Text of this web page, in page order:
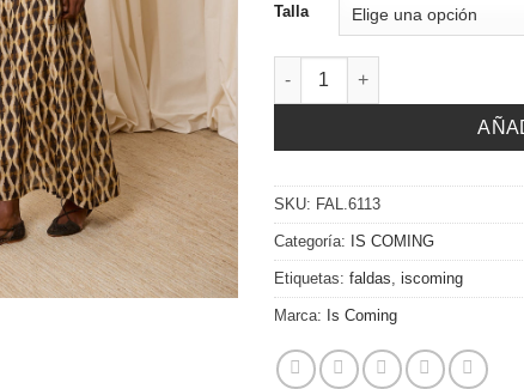
Talla
Falda estampada cantidad
SKU: FAL.6113
Categoría: IS COMING
Etiquetas: faldas iscoming
Marca: Is Coming